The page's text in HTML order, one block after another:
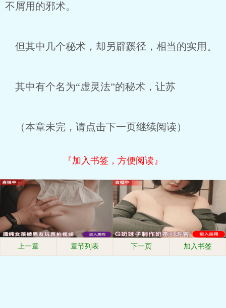
不屑用的邪术。
但其中几个秘术，却另辟蹊径，相当的实用。
其中有个名为“虚灵法”的秘术，让苏
（本章未完，请点击下一页继续阅读）
『加入书签，方便阅读』
上一章 章节列表 下一页 加入书签